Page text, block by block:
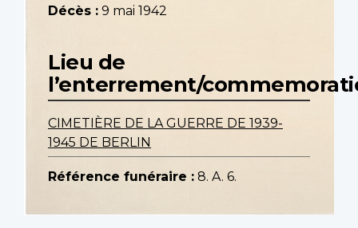
Décès : 9 mai 1942
Lieu de
l’enterrement/
CIMETIÈRE DE LA GUERRE DE 1939-
1945 DE BERLIN
Référence funéraire : 8. A. 6.